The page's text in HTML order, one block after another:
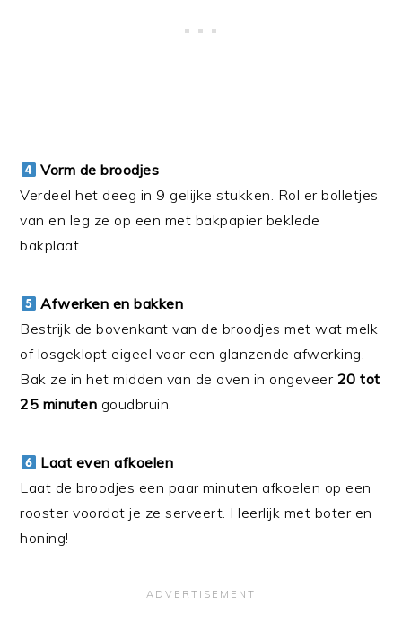
Vorm de broodjes
Verdeel het deeg in 9 gelijke stukken. Rol er bolletjes
van en leg ze op een met bakpapier beklede
bakplaat.
Afwerken en bakken
Bestrijk de bovenkant van de broodjes met wat melk
of losgeklopt eigeel voor een glanzende afwerking.
Bak ze in het midden van de oven in ongeveer 20 tot
25 minuten goudbruin.
Laat even afkoelen
Laat de broodjes een paar minuten afkoelen op een
rooster voordat je ze serveert. Heerlijk met boter en
honing!